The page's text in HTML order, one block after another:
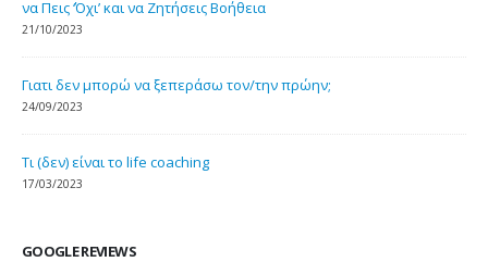
να Πεις ‘Όχι’ και να Ζητήσεις Βοήθεια
21/10/2023
Γιατι δεν μπορώ να ξεπεράσω τον/την πρώην;
24/09/2023
Τι (δεν) είναι το life coaching
17/03/2023
GOOGLE REVIEWS